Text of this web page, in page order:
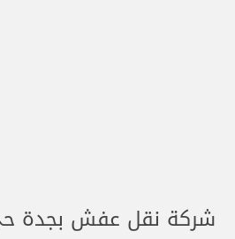
شركة نقل عفش بجدة